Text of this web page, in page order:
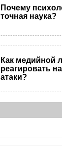
Почему
точная наука?
Как медийной
реагировать
атаки?